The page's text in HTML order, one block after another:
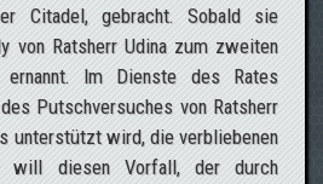
Citadel, gebracht. Sobald sie
von Ratsherr Udina zum zweiten
ernannt. Im Dienste des Rates
Putschversuches von Ratsherr
unterstützt wird, die verbliebenen
will diesen Vorfall, der durch